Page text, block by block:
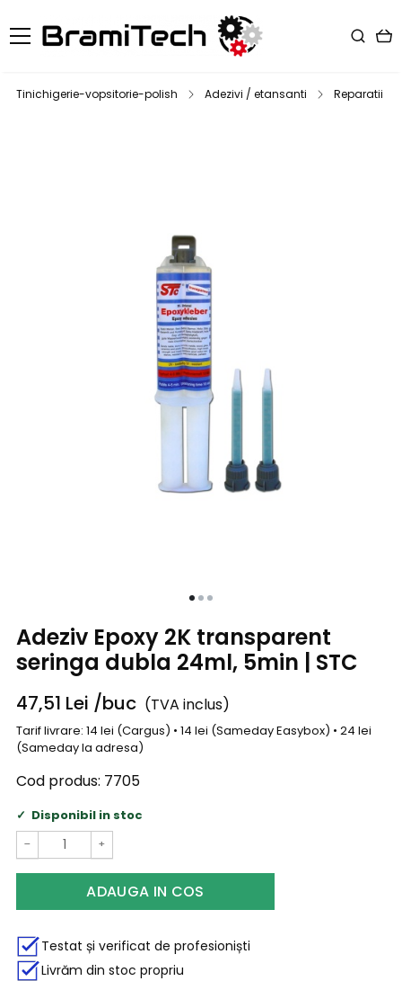
Tinichigerie-vopsitorie-polish Adezivi / etansanti Reparatii
Adeziv Epoxy 2K transparent
seringa dubla 24ml, 5min | STC
47,51 Lei /buc (TVA inclus)
Tarif livrare: 14 lei (Cargus) • 14 lei (Sameday Easybox) • 24 lei
(Sameday la adresa)
Cod produs: 7705
Disponibil in stoc
− +
ADAUGA IN COS
Testat și verificat de profesioniști
Livrăm din stoc propriu